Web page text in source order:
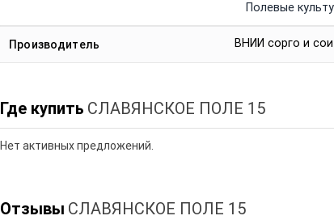
Полевые
Производитель ВНИИ сорго и
Где купить СЛАВЯНСКОЕ ПОЛЕ 15
Нет активных предложений.
Отзывы СЛАВЯНСКОЕ ПОЛЕ 15